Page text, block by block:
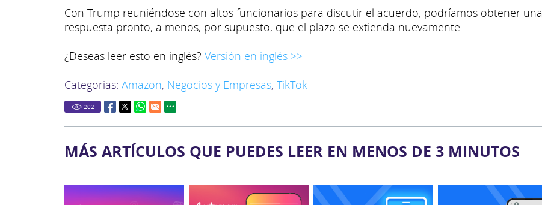
Con Trump reuniéndose con altos funcionarios para discutir el acuerdo, podríamos obtener una
respuesta pronto, a menos, por supuesto, que el plazo se extienda nuevamente.
¿Deseas leer esto en inglés? Versión en inglés >>
Categorias: Amazon, Negocios y Empresas, TikTok
202
MÁS ARTÍCULOS QUE PUEDES LEER EN MENOS DE 3 MINUTOS